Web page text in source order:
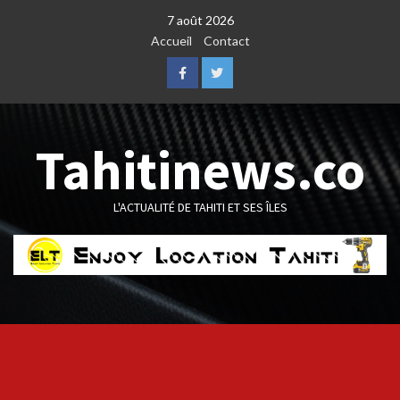
7 août 2026
Accueil
Contact
FacebookTwitter
Tahitinews.co
L'ACTUALITÉ DE TAHITI ET SES ÎLES